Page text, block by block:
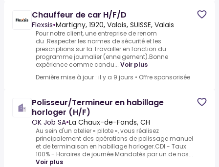
Chauffeur de car H/F/D
Flexsis•Martigny, 1920, Valais, SUISSE, Valais
Pour notre client, une entreprise de renom
du .Respecter les normes de sécurité et les
prescriptions sur la.Travailler en fonction du
programme journalier (enneigement).Bonne
expérience comme condu... Voir plus
Dernière mise à jour : il y a 9 jours • Offre sponsorisée
Polisseur/Termineur en habillage
horloger (H/F)
OK Job SA•La Chaux-de-Fonds, CH
Au sein d'un atelier « pilote », vous réalisez
principalement des opérations de polissage manuel
et de terminaison en habillage horloger.CDI - Taux
100% - Horaires de journée.Mandatés par un de nos...
Voir plus